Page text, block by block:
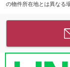
の物件所在地とは異なる